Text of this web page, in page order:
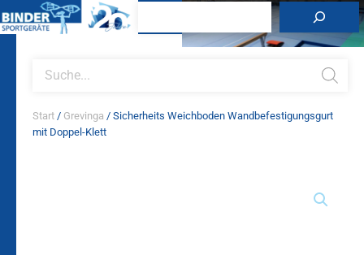
Inhalt
search
Start / Grevinga / Sicherheits Weichboden Wandbefestigungsgurt
mit Doppel-Klett